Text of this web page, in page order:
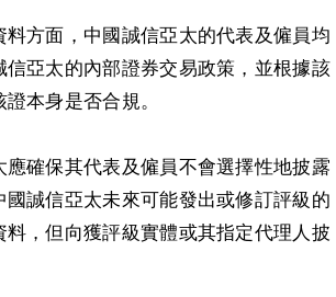
料方面，中國誠信亞太的代表及僱員均
信亞太的內部證券交易政策，並根據該
本身是否合規。
應確保其代表及僱員不會選擇性地披露
國誠信亞太未來可能發出或修訂評級的
料，但向獲評級實體或其指定代理人披